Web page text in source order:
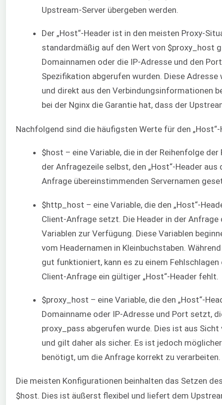
Upstream-Server übergeben werden.
Der „Host“-Header ist in den meisten Proxy-
standardmäßig auf den Wert von $proxy_host
Domainnamen oder die IP-Adresse und den
Spezifikation abgerufen wurden. Diese
und direkt aus den Verbindungsinformationen
bei der Nginx die Garantie hat, dass der
Nachfolgend sind die häufigsten Werte für den
$host – eine Variable, die in der Reihenfolge
der Anfragezeile selbst, den „Host“-Header
Anfrage übereinstimmenden Servernamen
$http_host – eine Variable, die den „Host“-
Client-Anfrage setzt. Die Header in der
Variablen zur Verfügung. Diese Variablen
vom Headernamen in Kleinbuchstaben.
gut funktioniert, kann es zu einem
Client-Anfrage ein gültiger „Host“-Header fehlt.
$proxy_host – eine Variable, die den „Host“-
Domainname oder IP-Adresse und Port setzt,
proxy_pass abgerufen wurde. Dies ist aus
und gilt daher als sicher. Es ist jedoch
benötigt, um die Anfrage korrekt zu verarbeiten.
Die meisten Konfigurationen beinhalten das Setzen
$host. Dies ist äußerst flexibel und liefert dem